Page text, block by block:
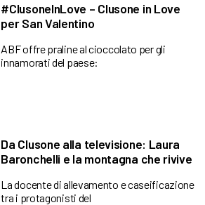
#ClusoneInLove – Clusone in Love
per San Valentino
ABF offre praline al cioccolato per gli
innamorati del paese:
Da Clusone alla televisione: Laura
Baronchelli e la montagna che rivive
La docente di allevamento e caseificazione
tra i protagonisti del